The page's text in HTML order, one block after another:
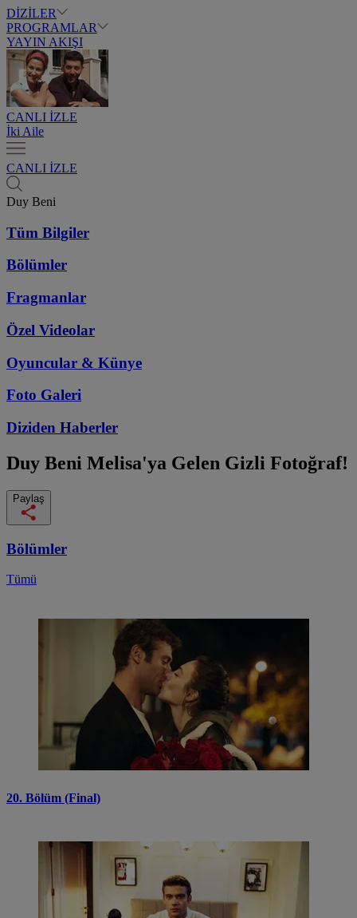
DİZİLER
PROGRAMLAR
YAYIN AKIŞI
CANLI İZLE
İki Aile
CANLI İZLE
Duy Beni
Tüm Bilgiler
Bölümler
Fragmanlar
Özel Videolar
Oyuncular & Künye
Foto Galeri
Diziden Haberler
Duy Beni Melisa'ya Gelen Gizli Fotoğraf!
Paylaş
Bölümler
Tümü
20. Bölüm (Final)